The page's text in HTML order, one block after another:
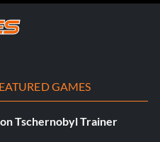
GAMES
Tschernobyl Trainer